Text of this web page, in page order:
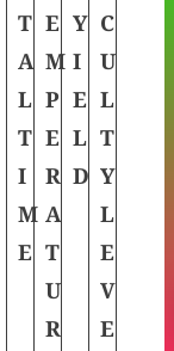
T
A
L
T
I
M
E
E
M
P
E
R
A
T
U
R
Y
I
E
L
D
C
U
L
T
Y
L
E
V
E